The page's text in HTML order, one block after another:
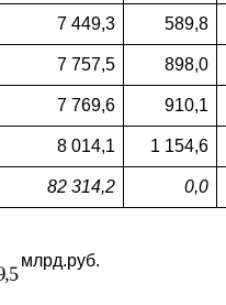
7 449,3 589,8
7 757,5 898,0
7 769,6 910,1
8 014,1 1 154,6
82 314,2 0,0
млрд.руб.